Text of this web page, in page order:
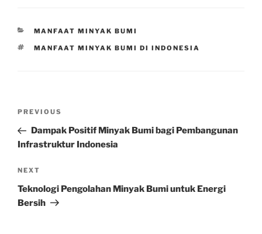
CATEGORIES
MANFAAT MINYAK BUMI
TAGS
MANFAAT MINYAK BUMI DI INDONESIA
Previous
Post
PREVIOUS
Dampak Positif Minyak Bumi bagi Pembangunan
Infrastruktur Indonesia
Next
Post
NEXT
Teknologi Pengolahan Minyak Bumi untuk Energi
Bersih